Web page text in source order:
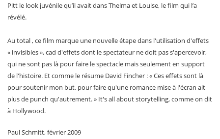
Pitt le look juvénile qu’il avait dans Thelma et Louise, le film qui l’a
révélé.
Au total , ce film marque une nouvelle étape dans l'utilisation d'effets
« invisibles », cad d'effets dont le spectateur ne doit pas s'apercevoir,
qui ne sont pas là pour faire le spectacle mais seulement en support
de l'histoire. Et comme le résume David Fincher : « Ces effets sont là
pour soutenir mon but, pour faire qu'une romance mise à l'écran ait
plus de punch qu'autrement. » It's all about storytelling, comme on dit
à Hollywood.
Paul Schmitt, février 2009